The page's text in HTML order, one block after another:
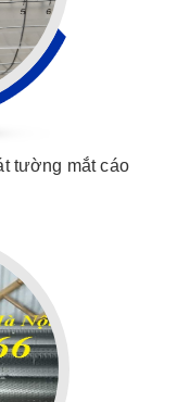
tường mắt cáo